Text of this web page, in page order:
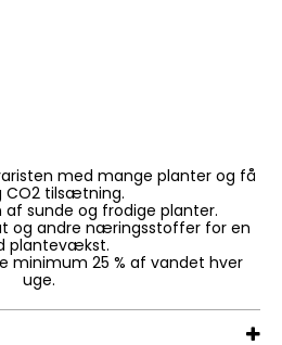
med mange planter og få
CO2 tilsætning.
sunde og frodige planter.
og andre næringsstoffer for en
plantevækst.
minimum 25 % af vandet hver
uge.